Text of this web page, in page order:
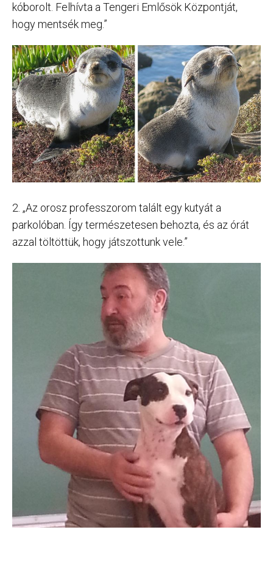
kóborolt. Felhívta a Tengeri Emlősök Központját,
hogy mentsék meg.”
2. „Az orosz professzorom talált egy kutyát a
parkolóban. Így természetesen behozta, és az órát
azzal töltöttük, hogy játszottunk vele.”